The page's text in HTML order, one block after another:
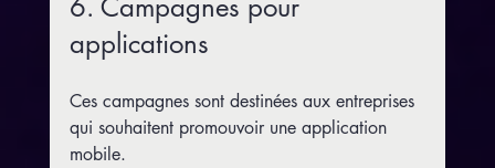
6. Campagnes pour
applications
Ces campagnes sont destinées aux entreprises
qui souhaitent promouvoir une application
mobile.